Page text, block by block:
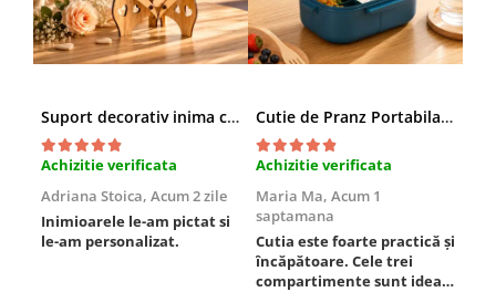
Suport decorativ inima cu mesaje, Cadou cu suflet
Achizitie verificata
Adriana Stoica, Acum 2 zile
Inimioarele le-am pictat si
le-am personalizat.
Cutie de Pranz Portabila cu Compartimente
Achizitie verificata
Maria Ma, Acum 1
saptamana
Cutia este foarte practică și
încăpătoare. Cele trei
compartimente sunt ideale